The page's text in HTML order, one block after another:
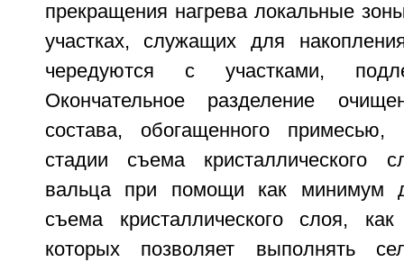
прекращения нагрева локальные
участках, служащих для
чередуются с участками,
Окончательное разделение
состава, обогащенного примесью,
стадии съема кристаллического
вальца при помощи как минимум
съема кристаллического слоя,
которых позволяет выполнять